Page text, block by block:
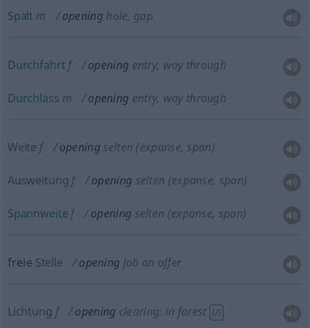
Spalt m opening hole, gap
Durchfahrt f opening entry, way through
Durchlass m opening entry, way through
Weite f opening selten (expanse, span)
Ausweitung f opening selten (expanse, span)
Spannweite f opening selten (expanse, span)
freie Stelle opening job on offer
Lichtung f opening clearing: in forest US